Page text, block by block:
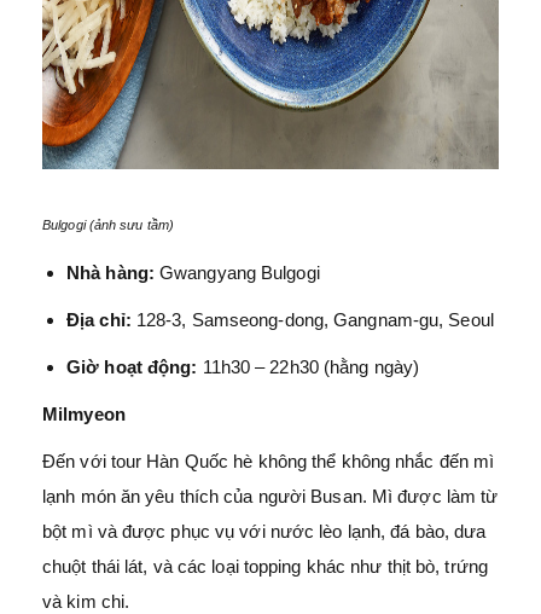
Bulgogi (ảnh sưu tầm)
Nhà hàng: Gwangyang Bulgogi
Địa chỉ: 128-3, Samseong-dong, Gangnam-gu, Seoul
Giờ hoạt động: 11h30 – 22h30 (hằng ngày)
Milmyeon
Đến với tour Hàn Quốc hè không thể không nhắc đến mì
lạnh món ăn yêu thích của người Busan. Mì được làm từ
bột mì và được phục vụ với nước lèo lạnh, đá bào, dưa
chuột thái lát, và các loại topping khác như thịt bò, trứng
và kim chi.